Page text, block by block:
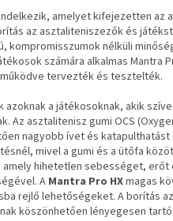
amelyet kifejezetten az
az asztaliteniszezők és
kompromisszumok nélküli
számára alkalmas Mantra
tervezték és tesztelték.
a játékosoknak, akik
Az asztalitenisz gumi OCS
nagyobb ívet és
mivel a gumi és a ütőfa
hihetetlen sebességet,
AMantra Pro HXmagas
rejlő lehetőségeket. A borítás
köszönhetően lényegesen